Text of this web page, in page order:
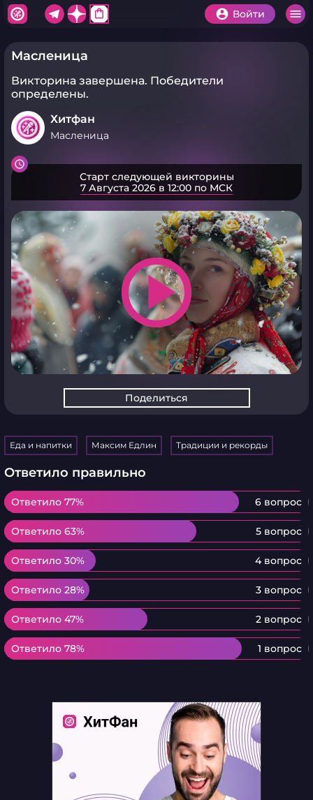
shopping_bag Войти
Масленица
Викторина завершена. Победители
определены.
Хитфан
Масленица
Старт следующей викторины
7 Августа 2026 в 12:00 по МСК
play_arrow
Поделиться
Еда и напитки Максим Едлин Традиции и рекорды
Ответило правильно
Ответило 77% 6 вопрос
Ответило 77%
Ответило 63% 5 вопрос
Ответило 63%
Ответило 30% 4 вопрос
Ответило 30%
Ответило 28% 3 вопрос
Ответило 28%
Ответило 47% 2 вопрос
Ответило 47%
Ответило 78% 1 вопрос
Ответило 78%